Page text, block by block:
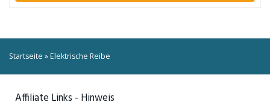
Startseite »Elektrische Reibe
Affiliate Links - Hinweis